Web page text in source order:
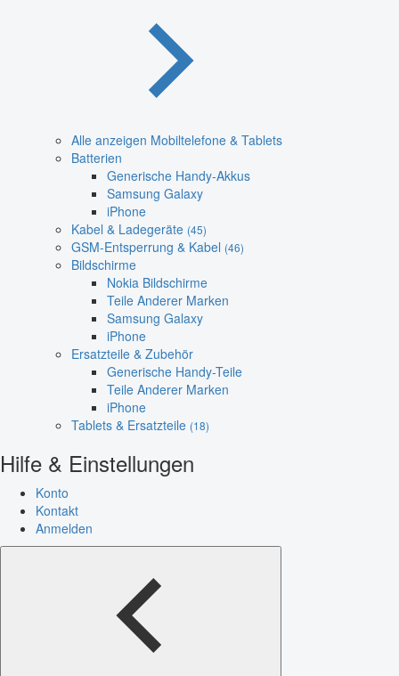
Alle anzeigen Mobiltelefone & Tablets
Batterien
Generische Handy-Akkus
Samsung Galaxy
iPhone
Kabel & Ladegeräte (45)
GSM-Entsperrung & Kabel (46)
Bildschirme
Nokia Bildschirme
Teile Anderer Marken
Samsung Galaxy
iPhone
Ersatzteile & Zubehör
Generische Handy-Teile
Teile Anderer Marken
iPhone
Tablets & Ersatzteile (18)
Hilfe & Einstellungen
Konto
Kontakt
Anmelden